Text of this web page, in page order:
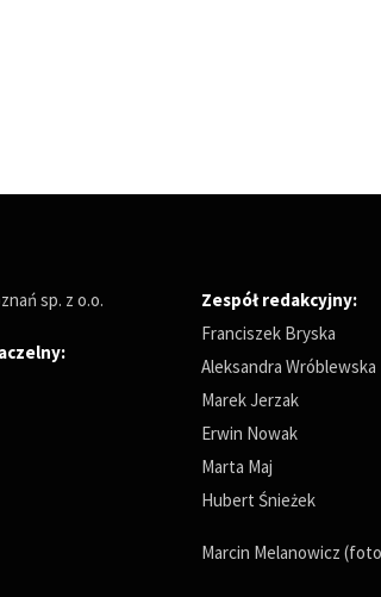
sp. z o.o.
:
Zespół redakcyjny:
Franciszek Bryska
Aleksandra Wróblewska
Marek Jerzak
Erwin Nowak
Marta Maj
Hubert Śnieżek
Marcin Melanowicz